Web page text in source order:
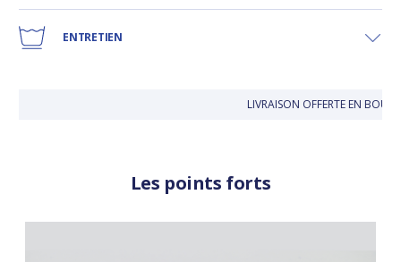
ENTRETIEN
LIVRAISON OFFERTE EN
Les points forts